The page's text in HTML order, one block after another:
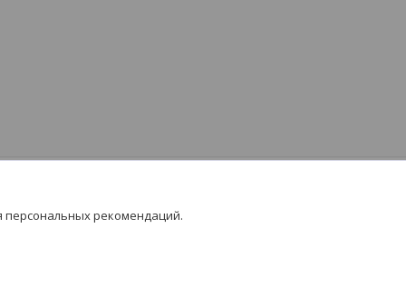
персональных рекомендаций.